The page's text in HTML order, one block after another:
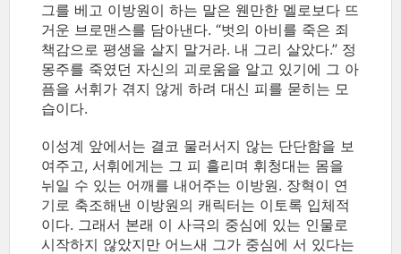
그를 베고 이방원이 하는 말은 웬만한 멜로보다 뜨
거운 브로맨스를 담아낸다. “벗의 아비를 죽은 죄
책감으로 평생을 살지 말거라. 내 그리 살았다.” 정
몽주를 죽였던 자신의 괴로움을 알고 있기에 그 아
픔을 서휘가 겪지 않게 하려 대신 피를 묻히는 모
습이다.
이성계 앞에서는 결코 물러서지 않는 단단함을 보
여주고, 서휘에게는 그 피 흘리며 휘청대는 몸을
뉘일 수 있는 어깨를 내어주는 이방원. 장혁이 연
기로 축조해낸 이방원의 캐릭터는 이토록 입체적
이다. 그래서 본래 이 사극의 중심에 있는 인물로
시작하지 않았지만 어느새 그가 중심에 서 있다는